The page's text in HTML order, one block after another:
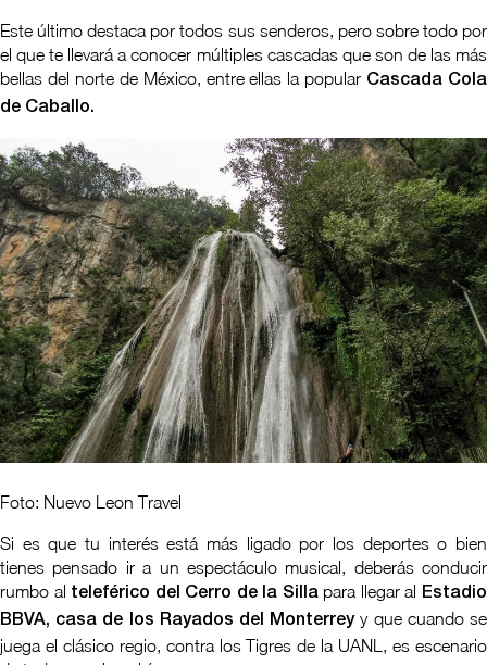
Este último destaca por todos sus senderos, pero sobre todo por
el que te llevará a conocer múltiples cascadas que son de las más
bellas del norte de México, entre ellas la popular Cascada Cola
de Caballo.
Foto: Nuevo Leon Travel
Si es que tu interés está más ligado por los deportes o bien
tienes pensado ir a un espectáculo musical, deberás conducir
rumbo al teleférico del Cerro de la Sillapara llegar al Estadio
BBVA, casa de los Rayados del Monterreyy que cuando se
juega el clásico regio, contra los Tigres de la UANL, es escenario